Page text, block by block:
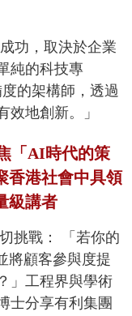
功，取決於企業
純的科技專
的架構師，透過
效地創新。」
「AI時代的策
香港社會中具領
級講者
挑戰： 「若你的
將顧客參與度提
」工程界與學術
士分享有利集團